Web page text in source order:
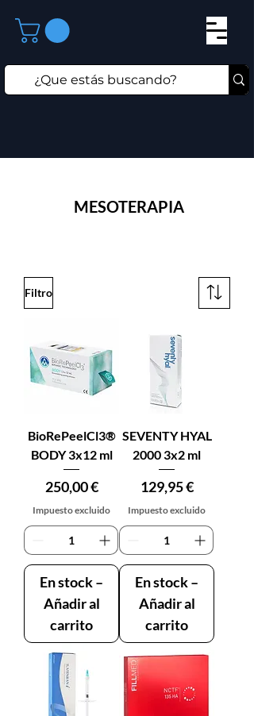
MESOTERAPIA
Filtro
BioRePeelCl3®
BODY 3x12 ml
Precio
250,00 €
Impuesto excluido
En stock –
Añadir al
carrito
SEVENTY HYAL
2000 3x2 ml
Precio
129,95 €
Impuesto excluido
En stock –
Añadir al
carrito